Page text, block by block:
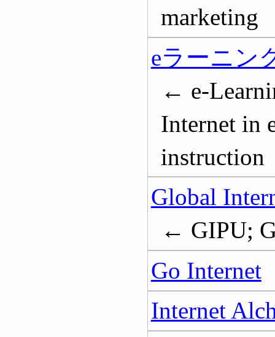
marketing
eラーニン
← e-
Internet in
instruction
Global
← GIPU;
Go Internet
Internet